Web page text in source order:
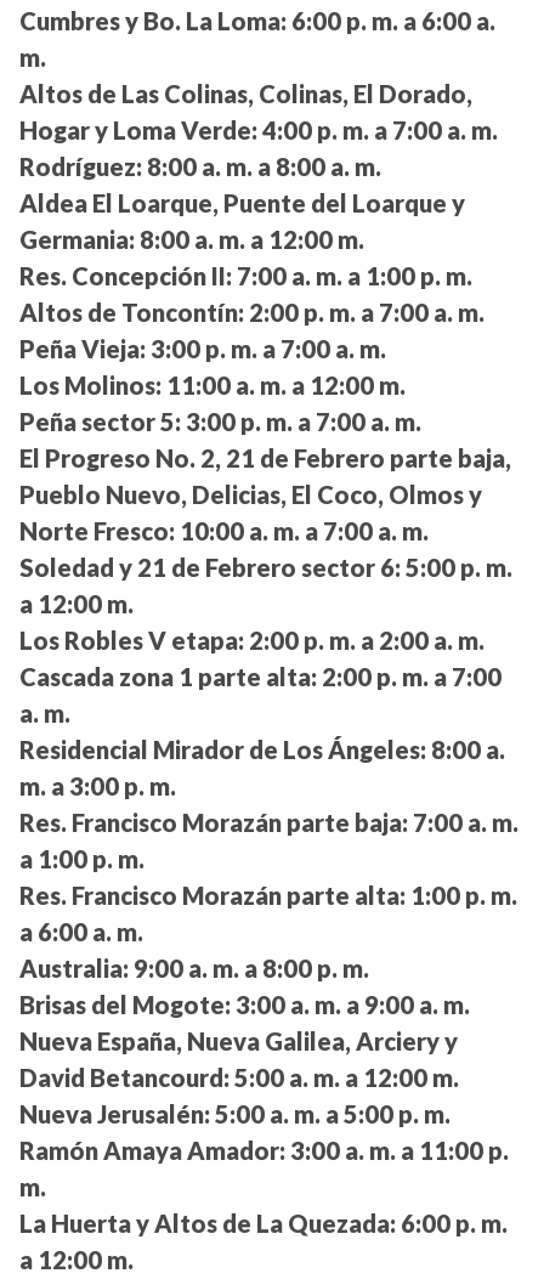
Cumbres y Bo. La Loma: 6:00 p. m. a 6:00 a.
m.
Altos de Las Colinas, Colinas, El Dorado,
Hogar y Loma Verde: 4:00 p. m. a 7:00 a. m.
Rodríguez: 8:00 a. m. a 8:00 a. m.
Aldea El Loarque, Puente del Loarque y
Germania: 8:00 a. m. a 12:00 m.
Res. Concepción II: 7:00 a. m. a 1:00 p. m.
Altos de Toncontín: 2:00 p. m. a 7:00 a. m.
Peña Vieja: 3:00 p. m. a 7:00 a. m.
Los Molinos: 11:00 a. m. a 12:00 m.
Peña sector 5: 3:00 p. m. a 7:00 a. m.
El Progreso No. 2, 21 de Febrero parte baja,
Pueblo Nuevo, Delicias, El Coco, Olmos y
Norte Fresco: 10:00 a. m. a 7:00 a. m.
Soledad y 21 de Febrero sector 6: 5:00 p. m.
a 12:00 m.
Los Robles V etapa: 2:00 p. m. a 2:00 a. m.
Cascada zona 1 parte alta: 2:00 p. m. a 7:00
a. m.
Residencial Mirador de Los Ángeles: 8:00 a.
m. a 3:00 p. m.
Res. Francisco Morazán parte baja: 7:00 a. m.
a 1:00 p. m.
Res. Francisco Morazán parte alta: 1:00 p. m.
a 6:00 a. m.
Australia: 9:00 a. m. a 8:00 p. m.
Brisas del Mogote: 3:00 a. m. a 9:00 a. m.
Nueva España, Nueva Galilea, Arciery y
David Betancourd: 5:00 a. m. a 12:00 m.
Nueva Jerusalén: 5:00 a. m. a 5:00 p. m.
Ramón Amaya Amador: 3:00 a. m. a 11:00 p.
m.
La Huerta y Altos de La Quezada: 6:00 p. m.
a 12:00 m.